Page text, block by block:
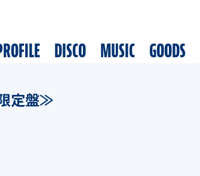
DISCO MUSIC GOODS
定盤≫